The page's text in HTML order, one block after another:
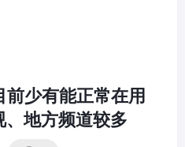
少有能正常在用
地方频道较多